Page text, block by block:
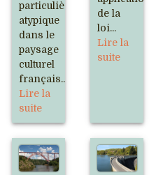
particulièrement
atypique
dans le
paysage
culturel
français...
Lire la
suite
de la
loi...
Lire la
suite